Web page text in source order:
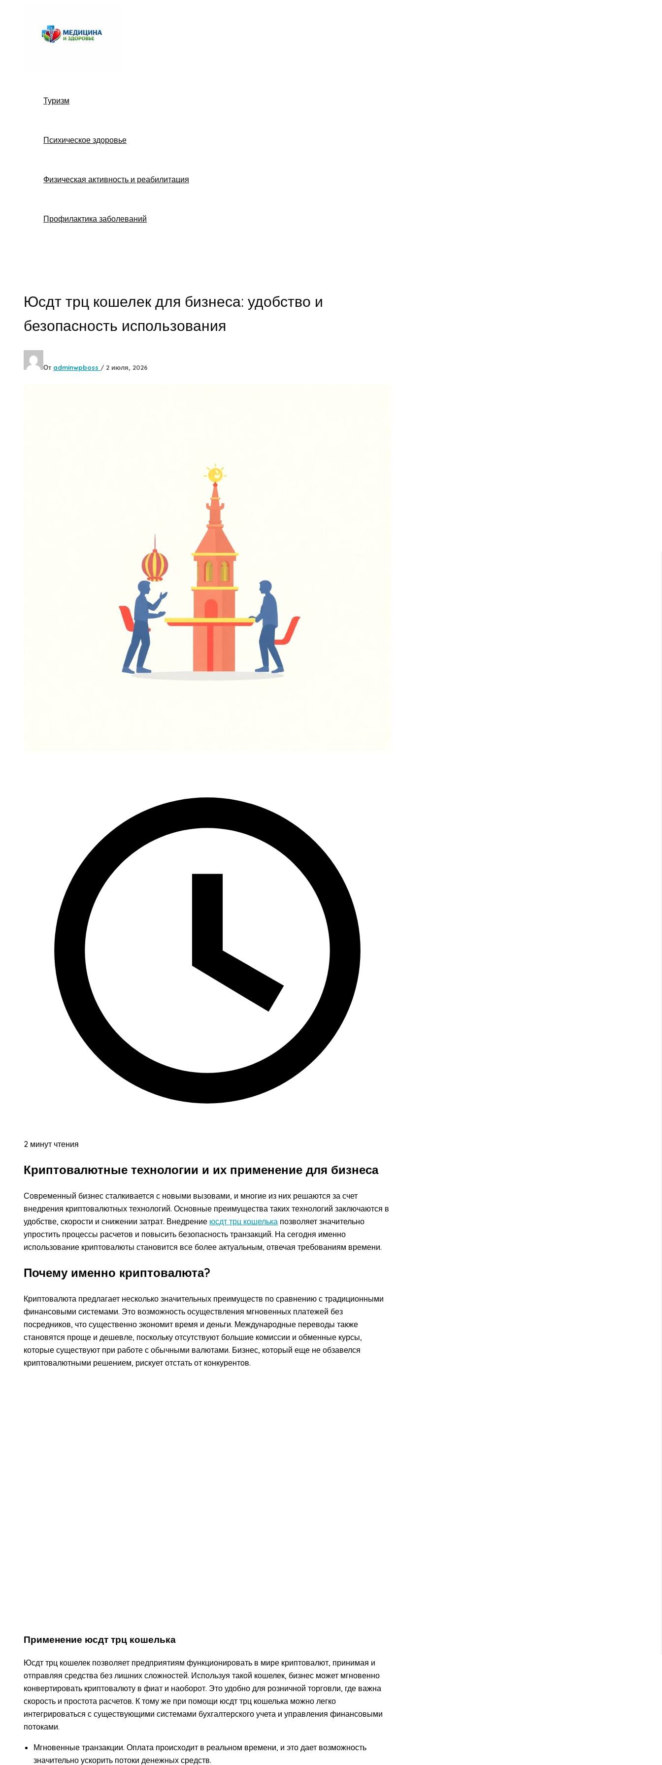
содержимому
Туризм
Психическое здоровье
Физическая активность и реабилитация
Профилактика заболеваний
Юсдт трц кошелек для бизнеса: удобство и
безопасность использования
От adminwpboss / 2 июля, 2026
2 минут чтения
Криптовалютные технологии и их применение для бизнеса
Современный бизнес сталкивается с новыми вызовами, и многие из них решаются за счет
внедрения криптовалютных технологий. Основные преимущества таких технологий заключаются в
удобстве, скорости и снижении затрат. Внедрение юсдт трц кошелька позволяет значительно
упростить процессы расчетов и повысить безопасность транзакций. На сегодня именно
использование криптовалюты становится все более актуальным, отвечая требованиям времени.
Почему именно криптовалюта?
Криптовалюта предлагает несколько значительных преимуществ по сравнению с традиционными
финансовыми системами. Это возможность осуществления мгновенных платежей без
посредников, что существенно экономит время и деньги. Международные переводы также
становятся проще и дешевле, поскольку отсутствуют большие комиссии и обменные курсы,
которые существуют при работе с обычными валютами. Бизнес, который еще не обзавелся
криптовалютными решением, рискует отстать от конкурентов.
Применение юсдт трц кошелька
Юсдт трц кошелек позволяет предприятиям функционировать в мире криптовалют, принимая и
отправляя средства без лишних сложностей. Используя такой кошелек, бизнес может мгновенно
конвертировать криптовалюту в фиат и наоборот. Это удобно для розничной торговли, где важна
скорость и простота расчетов. К тому же при помощи юсдт трц кошелька можно легко
интегрироваться с существующими системами бухгалтерского учета и управления финансовыми
потоками.
Мгновенные транзакции. Оплата происходит в реальном времени, и это дает возможность
значительно ускорить потоки денежных средств.